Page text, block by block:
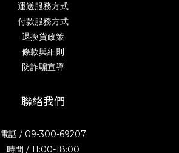
運送服務方式
付款服務方式
退換貨政策
條款與細則
防詐騙宣導
聯絡我們
電話 / 09-300-69207
時間 / 11:00-18:00